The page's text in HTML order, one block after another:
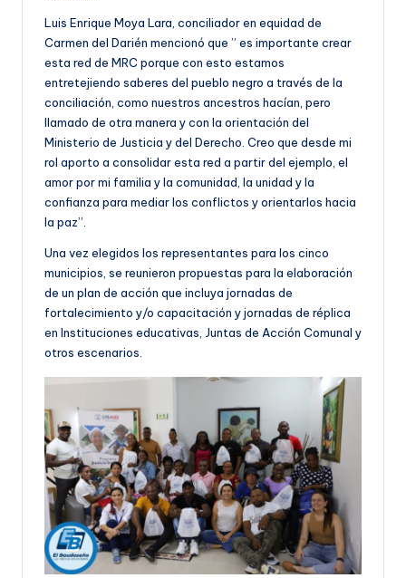
Luis Enrique Moya Lara, conciliador en equidad de
Carmen del Darién mencionó que ” es importante crear
esta red de MRC porque con esto estamos
entretejiendo saberes del pueblo negro a través de la
conciliación, como nuestros ancestros hacían, pero
llamado de otra manera y con la orientación del
Ministerio de Justicia y del Derecho. Creo que desde mi
rol aporto a consolidar esta red a partir del ejemplo, el
amor por mi familia y la comunidad, la unidad y la
confianza para mediar los conflictos y orientarlos hacia
la paz”.
Una vez elegidos los representantes para los cinco
municipios, se reunieron propuestas para la elaboración
de un plan de acción que incluya jornadas de
fortalecimiento y/o capacitación y jornadas de réplica
en Instituciones educativas, Juntas de Acción Comunal y
otros escenarios.